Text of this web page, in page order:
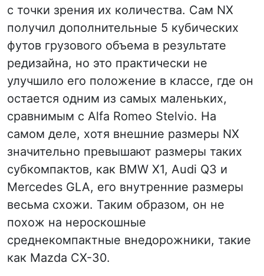
с точки зрения их количества. Сам NX
получил дополнительные 5 кубических
футов грузового объема в результате
редизайна, но это практически не
улучшило его положение в классе, где он
остается одним из самых маленьких,
сравнимым с Alfa Romeo Stelvio. На
самом деле, хотя внешние размеры NX
значительно превышают размеры таких
субкомпактов, как BMW X1, Audi Q3 и
Mercedes GLA, его внутренние размеры
весьма схожи. Таким образом, он не
похож на нероскошные
среднекомпактные внедорожники, такие
как Mazda CX-30.